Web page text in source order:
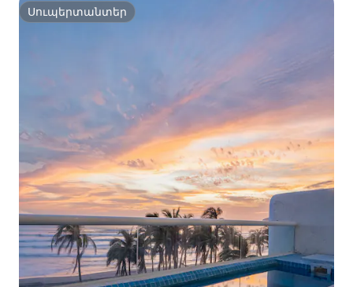
Սուպերտանտեր
Սուպերտանտեր